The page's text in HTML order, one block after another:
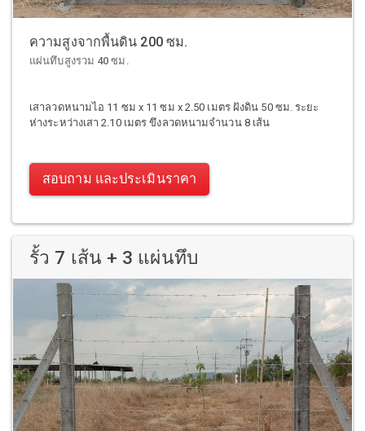
ความสูงจากพื้นดิน 200 ซม.
แผ่นทึบสูงรวม 40 ซม.
เสาลวดหนามไอ 11 ซม x 11 ซม x 2.50 เมตร ฝังดิน 50 ซม. ระยะ
ห่างระหว่างเสา 2.10 เมตร ขึงลวดหนามจำนวน 8 เส้น
สอบถาม และประเมินราคา
รั้ว 7 เส้น + 3 แผ่นทึบ